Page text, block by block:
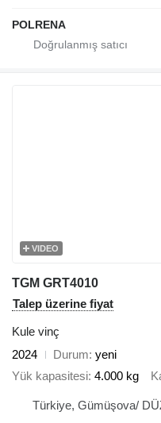
POLRENA
VIDEO
TGM GRT4010
Talep üzerine fiyat
Kule vinç
2024
Durum yeni
Yük kapasitesi 4.000 kg
Türkiye, Gümüşova/